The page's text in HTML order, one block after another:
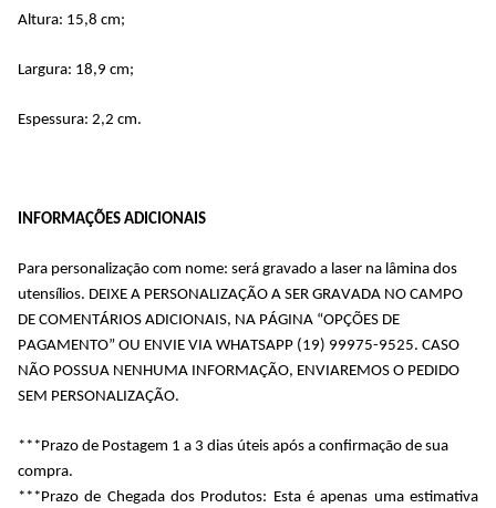
Altura: 15,8 cm;
Largura: 18,9 cm;
Espessura: 2,2 cm.
INFORMAÇÕES ADICIONAIS
Para personalização com nome: será gravado a laser na lâmina dos
utensílios. DEIXE A PERSONALIZAÇÃO A SER GRAVADA NO CAMPO
DE COMENTÁRIOS ADICIONAIS, NA PÁGINA “OPÇÕES DE
PAGAMENTO” OU ENVIE VIA WHATSAPP (19) 99975-9525. CASO
NÃO POSSUA NENHUMA INFORMAÇÃO, ENVIAREMOS O PEDIDO
SEM PERSONALIZAÇÃO.
***Prazo de Postagem 1 a 3 dias úteis após a confirmação de sua
compra.
***Prazo de Chegada dos Produtos: Esta é apenas uma estimativa